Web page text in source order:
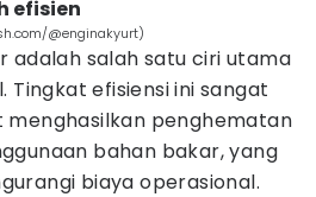
efisien
@enginakyurt)
adalah salah satu ciri utama
Tingkat efisiensi ini sangat
menghasilkan penghematan
bahan bakar, yang
biaya operasional.